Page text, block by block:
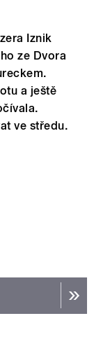
Iznik
ze Dvora
a ještě
ve středu.